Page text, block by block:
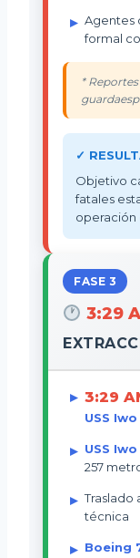
Agentes
formal
*
✓
Objetivo
fatales
operación
FASE 3
3:29
3:29
USS
USS
257
Traslado
técnica
Boeing